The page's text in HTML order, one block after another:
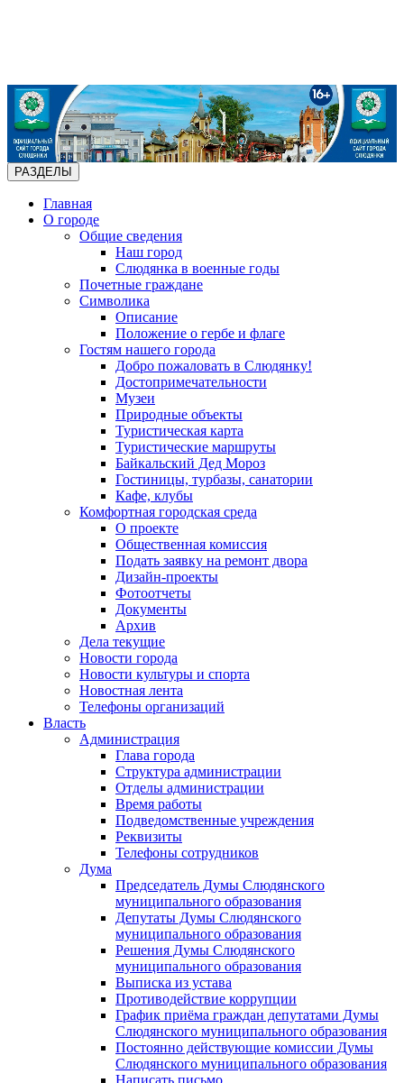
РАЗДЕЛЫ
Главная
О городе
Общие сведения
Наш город
Слюдянка в военные годы
Почетные граждане
Символика
Описание
Положение о гербе и флаге
Гостям нашего города
Добро пожаловать в Слюдянку!
Достопримечательности
Музеи
Природные объекты
Туристическая карта
Туристические маршруты
Байкальский Дед Мороз
Гостиницы, турбазы, санатории
Кафе, клубы
Комфортная городская среда
О проекте
Общественная комиссия
Подать заявку на ремонт двора
Дизайн-проекты
Фотоотчеты
Документы
Архив
Дела текущие
Новости города
Новости культуры и спорта
Новостная лента
Телефоны организаций
Власть
Администрация
Глава города
Структура администрации
Отделы администрации
Время работы
Подведомственные учреждения
Реквизиты
Телефоны сотрудников
Дума
Председатель Думы Слюдянского
муниципального образования
Депутаты Думы Слюдянского
муниципального образования
Решения Думы Слюдянского
муниципального образования
Выписка из устава
Противодействие коррупции
График приёма граждан депутатами Думы
Слюдянского муниципального образования
Постоянно действующие комиссии Думы
Слюдянского муниципального образования